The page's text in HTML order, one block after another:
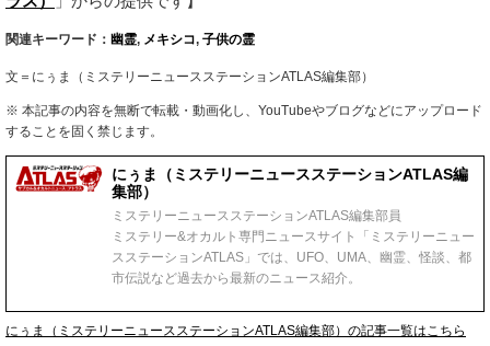
関連キーワード： 幽霊, メキシコ, 子供の霊
文＝にぅま（ミステリーニュースステーションATLAS編集部）
※ 本記事の内容を無断で転載・動画化し、YouTubeやブログなどにアップロード
することを固く禁じます。
にぅま（ミステリーニュースステーションATLAS編
集部）
ミステリーニュースステーションATLAS編集部員
ミステリー&オカルト専門ニュースサイト「ミステリーニュー
スステーションATLAS」では、UFO、UMA、幽霊、怪談、都
市伝説など過去から最新のニュース紹介。
にぅま（ミステリーニュースステーションATLAS編集部）の記事一覧はこちら